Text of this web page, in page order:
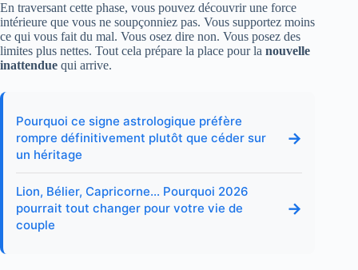
En traversant cette phase, vous pouvez découvrir une force
intérieure que vous ne soupçonniez pas. Vous supportez moins
ce qui vous fait du mal. Vous osez dire non. Vous posez des
limites plus nettes. Tout cela prépare la place pour la nouvelle
inattendue qui arrive.
Pourquoi ce signe astrologique préfère
rompre définitivement plutôt que céder sur
un héritage
→
Lion, Bélier, Capricorne… Pourquoi 2026
pourrait tout changer pour votre vie de
couple
→